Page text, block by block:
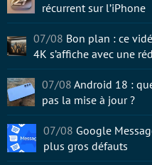
récurrent sur l’iPhone
07/08 Bon plan : ce
4K s’affiche avec une
07/08 Android 18 :
pas la mise à jour ?
07/08 Google
plus gros défauts